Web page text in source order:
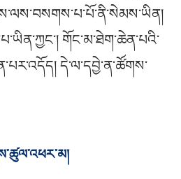
གོང་མ་ཐེག་ཆེན་པའི་
དེ་ལ་དབྱེ་ན་ཚོགས་